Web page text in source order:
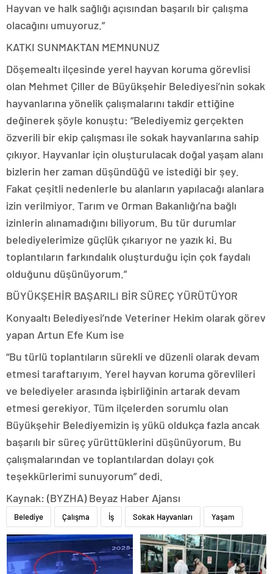
Hayvan ve halk sağlığı açısından başarılı bir çalışma
olacağını umuyoruz.”
KATKI SUNMAKTAN MEMNUNUZ
Döşemealtı ilçesinde yerel hayvan koruma görevlisi
olan Mehmet Çiller de Büyükşehir Belediyesi’nin sokak
hayvanlarına yönelik çalışmalarını takdir ettiğine
değinerek şöyle konuştu: “Belediyemiz gerçekten
özverili bir ekip çalışması ile sokak hayvanlarına sahip
çıkıyor. Hayvanlar için oluşturulacak doğal yaşam alanı
bizlerin her zaman düşündüğü ve istediği bir şey.
Fakat çeşitli nedenlerle bu alanların yapılacağı alanlara
izin verilmiyor. Tarım ve Orman Bakanlığı’na bağlı
izinlerin alınamadığını biliyorum. Bu tür durumlar
belediyelerimize güçlük çıkarıyor ne yazık ki. Bu
toplantıların farkındalık oluşturduğu için çok faydalı
olduğunu düşünüyorum.”
BÜYÜKŞEHİR BAŞARILI BİR SÜREÇ YÜRÜTÜYOR
Konyaaltı Belediyesi’nde Veteriner Hekim olarak görev
yapan Artun Efe Kum ise
“Bu türlü toplantıların sürekli ve düzenli olarak devam
etmesi taraftarıyım. Yerel hayvan koruma görevlileri
ve belediyeler arasında işbirliğinin artarak devam
etmesi gerekiyor. Tüm ilçelerden sorumlu olan
Büyükşehir Belediyemizin iş yükü oldukça fazla ancak
başarılı bir süreç yürüttüklerini düşünüyorum. Bu
çalışmalarından ve toplantılardan dolayı çok
teşekkürlerimi sunuyorum” dedi.
Kaynak: (BYZHA) Beyaz Haber Ajansı
Belediye Çalışma İş Sokak Hayvanları Yaşam